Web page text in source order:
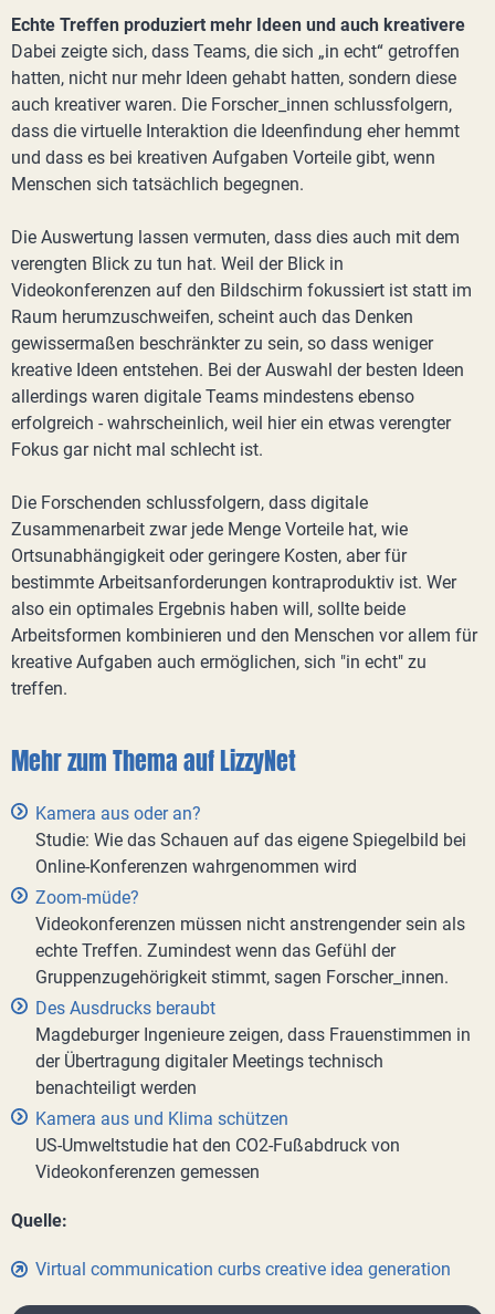
Echte Treffen produziert mehr Ideen und auch kreativere
Dabei zeigte sich, dass Teams, die sich „in echt“ getroffen
hatten, nicht nur mehr Ideen gehabt hatten, sondern diese
auch kreativer waren. Die Forscher_innen schlussfolgern,
dass die virtuelle Interaktion die Ideenfindung eher hemmt
und dass es bei kreativen Aufgaben Vorteile gibt, wenn
Menschen sich tatsächlich begegnen.
Die Auswertung lassen vermuten, dass dies auch mit dem
verengten Blick zu tun hat. Weil der Blick in
Videokonferenzen auf den Bildschirm fokussiert ist statt im
Raum herumzuschweifen, scheint auch das Denken
gewissermaßen beschränkter zu sein, so dass weniger
kreative Ideen entstehen. Bei der Auswahl der besten Ideen
allerdings waren digitale Teams mindestens ebenso
erfolgreich - wahrscheinlich, weil hier ein etwas verengter
Fokus gar nicht mal schlecht ist.
Die Forschenden schlussfolgern, dass digitale
Zusammenarbeit zwar jede Menge Vorteile hat, wie
Ortsunabhängigkeit oder geringere Kosten, aber für
bestimmte Arbeitsanforderungen kontraproduktiv ist. Wer
also ein optimales Ergebnis haben will, sollte beide
Arbeitsformen kombinieren und den Menschen vor allem für
kreative Aufgaben auch ermöglichen, sich "in echt" zu
treffen.
Mehr zum Thema auf LizzyNet
Kamera aus oder an?
Studie: Wie das Schauen auf das eigene Spiegelbild bei
Online-Konferenzen wahrgenommen wird
Zoom-müde?
Videokonferenzen müssen nicht anstrengender sein als
echte Treffen. Zumindest wenn das Gefühl der
Gruppenzugehörigkeit stimmt, sagen Forscher_innen.
Des Ausdrucks beraubt
Magdeburger Ingenieure zeigen, dass Frauenstimmen in
der Übertragung digitaler Meetings technisch
benachteiligt werden
Kamera aus und Klima schützen
US-Umweltstudie hat den CO2-Fußabdruck von
Videokonferenzen gemessen
Quelle:
Virtual communication curbs creative idea generation